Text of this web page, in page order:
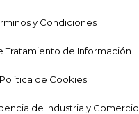
y Condiciones
Tratamiento de Información
Política de Cookies
de Industria y Comercio